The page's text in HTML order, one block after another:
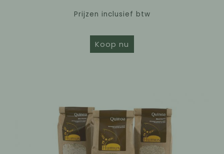
Prijzen inclusief btw
Koop nu